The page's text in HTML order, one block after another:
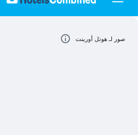
صور لـ هوتل أورينت